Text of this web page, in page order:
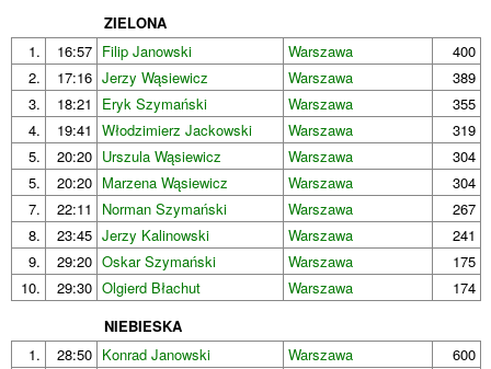
ZIELONA
1.
16:57 Filip Janowski Warszawa
400
2.
17:16 Jerzy Wąsiewicz Warszawa
389
3.
18:21 Eryk Szymański Warszawa
355
4.
19:41 Włodzimierz Jackowski Warszawa
319
5.
20:20 Urszula Wąsiewicz Warszawa
304
5.
20:20 Marzena Wąsiewicz Warszawa
304
7.
22:11 Norman Szymański Warszawa
267
8.
23:45 Jerzy Kalinowski Warszawa
241
9.
29:20 Oskar Szymański Warszawa
175
10.
29:30 Olgierd Błachut Warszawa
174
NIEBIESKA
1.
28:50 Konrad Janowski Warszawa
600